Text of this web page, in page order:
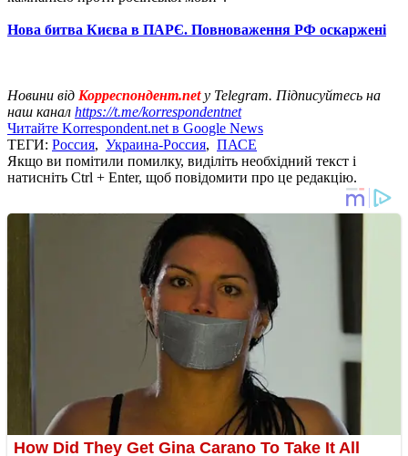
Нова битва Києва в ПАРЄ. Повноваження РФ оскаржені
Новини від Корреспондент.netу Telegram. Підписуйтесь на
наш канал https://t.me/korrespondentnet
Читайте Korrespondent.net в Google News
ТЕГИ: Россия, Украина-Россия, ПАСЕ
Якщо ви помітили помилку, виділіть необхідний текст і
натисніть Ctrl + Enter, щоб повідомити про це редакцію.